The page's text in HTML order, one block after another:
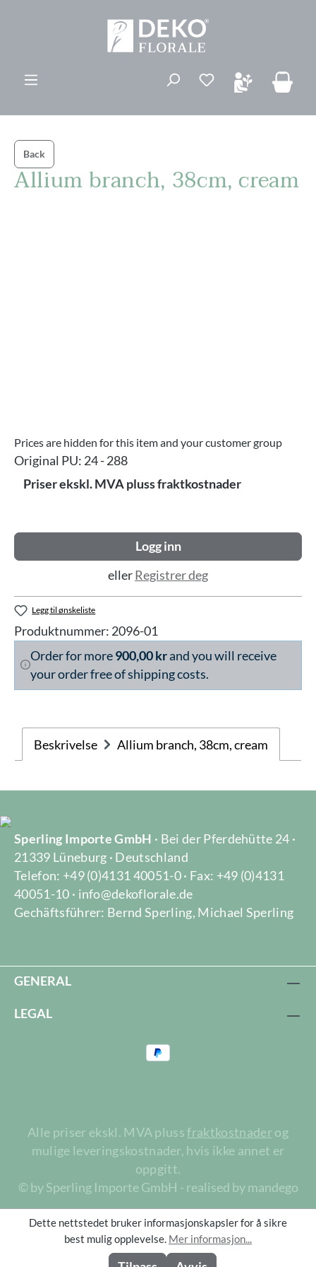
Du har 0
Back
Allium branch, 38cm, cream
Prices are hidden for this item and your customer group
Original PU: 24 - 288
Priser ekskl. MVA pluss fraktkostnader
Logg inn
ellerRegistrer deg
Legg til ønskeliste
Produktnummer: 2096-01
Order for more900,00 krand you will receive
your order free of shipping costs.
Beskrivelse Allium branch, 38cm, cream
Sperling Importe GmbH · Bei der Pferdehütte 24 ·
21339 Lüneburg · Deutschland
Telefon: +49 (0)4131 40051-0 · Fax: +49 (0)4131
40051-10 · info@dekoflorale.de
Gechäftsführer: Bernd Sperling, Michael Sperling
GENERAL
LEGAL
Alle priser ekskl. MVA plussfraktkostnaderog
mulige leveringskostnader, hvis ikke annet er
oppgitt.
© by Sperling Importe GmbH - realised by mandego
Dette nettstedet bruker informasjonskapsler for å sikre
best mulig opplevelse. Mer informasjon...